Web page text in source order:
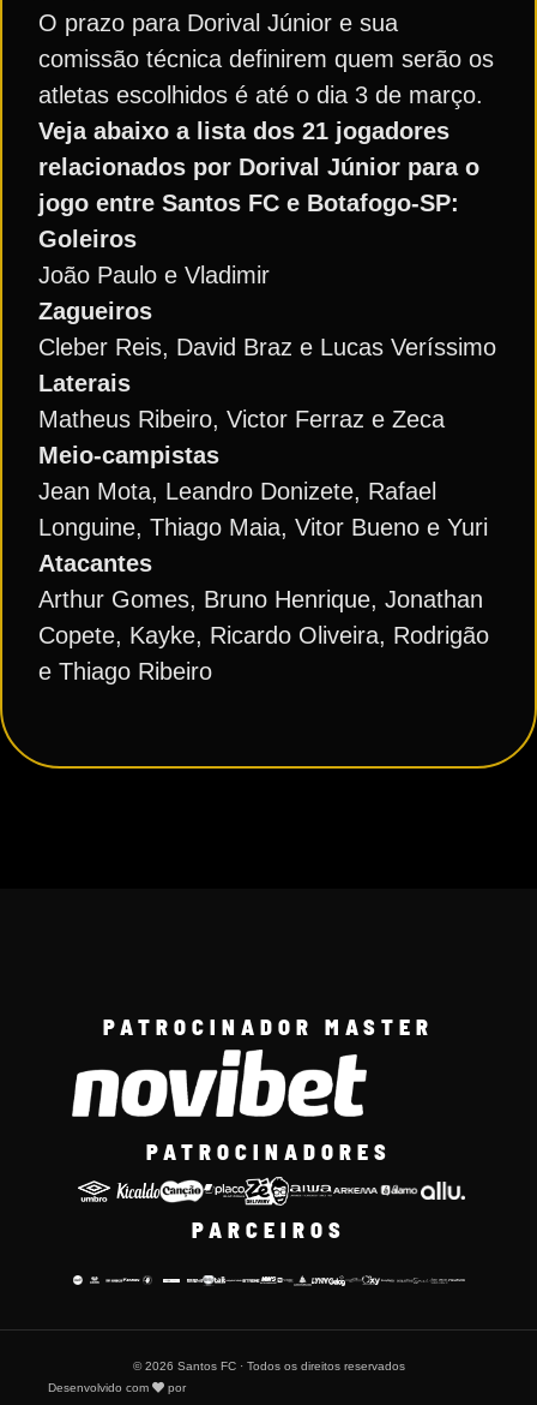
O prazo para Dorival Júnior e sua
comissão técnica definirem quem serão os
atletas escolhidos é até o dia 3 de março.
Veja abaixo a lista dos 21 jogadores
relacionados por Dorival Júnior para o
jogo entre Santos FC e Botafogo-SP:
Goleiros
João Paulo e Vladimir
Zagueiros
Cleber Reis, David Braz e Lucas Veríssimo
Laterais
Matheus Ribeiro, Victor Ferraz e Zeca
Meio-campistas
Jean Mota, Leandro Donizete, Rafael
Longuine, Thiago Maia, Vitor Bueno e Yuri
Atacantes
Arthur Gomes, Bruno Henrique, Jonathan
Copete, Kayke, Ricardo Oliveira, Rodrigão
e Thiago Ribeiro
PATROCINADOR MASTER
PATROCINADORES
PARCEIROS
© 2026 Santos FC · Todos os direitos reservados
Desenvolvido com
por